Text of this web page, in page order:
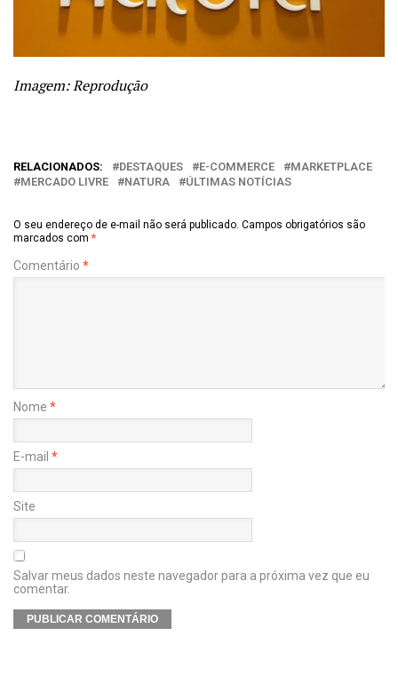
Imagem: Reprodução
RELACIONADOS: DESTAQUES E-COMMERCE
MARKETPLACE
MERCADO LIVRE
NATURA ÚLTIMAS NOTÍCIAS
O seu endereço de e-mail não será publicado. Campos obrigatórios são
marcados com *
Comentário *
Nome *
E-mail *
Site
Salvar meus dados neste navegador para a próxima vez que eu
comentar.